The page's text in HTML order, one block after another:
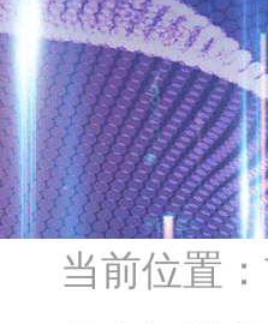
当前位置：